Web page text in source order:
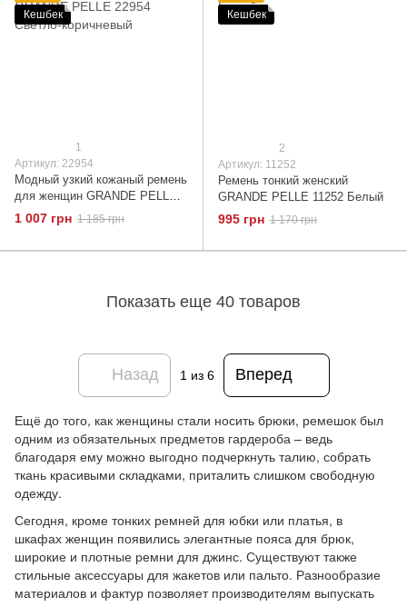
Кешбек
1
Артикул: 22954
Модный узкий кожаный ремень
для женщин GRANDE PELLE
22954 Светло-коричневый
1 007 грн 1 185 грн
Кешбек
2
Артикул: 11252
Ремень тонкий женский
GRANDE PELLE 11252 Белый
995 грн 1 170 грн
Показать еще 40 товаров
Назад 1 из 6 Вперед
Ещё до того, как женщины стали носить брюки, ремешок был
одним из обязательных предметов гардероба – ведь
благодаря ему можно выгодно подчеркнуть талию, собрать
ткань красивыми складками, приталить слишком свободную
одежду.
Сегодня, кроме тонких ремней для юбки или платья, в
шкафах женщин появились элегантные пояса для брюк,
широкие и плотные ремни для джинс. Существуют также
стильные аксессуары для жакетов или пальто. Разнообразие
материалов и фактур позволяет производителям выпускать